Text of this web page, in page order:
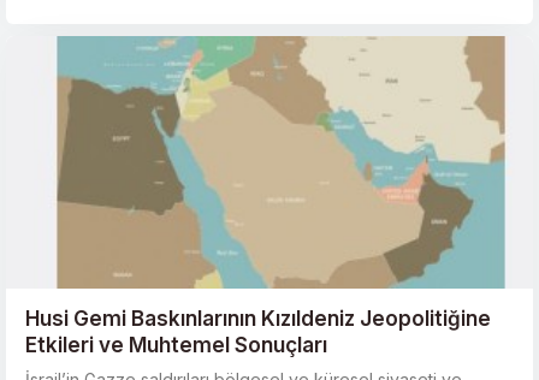
Husi Gemi Baskınlarının Kızıldeniz Jeopolitiğine
Etkileri ve Muhtemel Sonuçları